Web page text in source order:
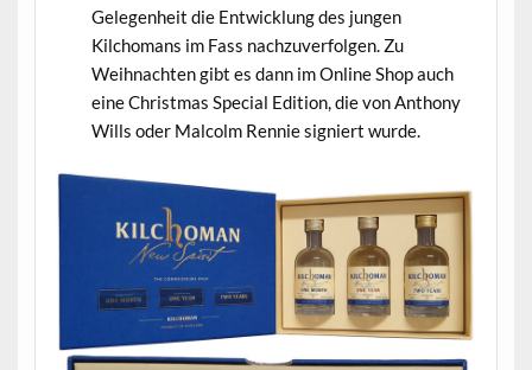
Gelegenheit die Entwicklung des jungen
Kilchomans im Fass nachzuverfolgen. Zu
Weihnachten gibt es dann im Online Shop auch
eine Christmas Special Edition, die von Anthony
Wills oder Malcolm Rennie signiert wurde.